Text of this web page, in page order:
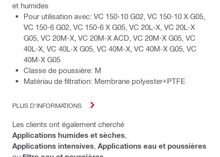
et humides
Pour utilisation avec: VC 150-10 G02, VC 150-10 X G05,
VC 150-6 G02, VC 150-6 X G05, VC 20L-X, VC 20L-X
G05, VC 20M-X, VC 20M-X ACD, VC 20M-X G05, VC
40L-X, VC 40L-X G05, VC 40M-X, VC 40M-X G05, VC
40M-X G05
Classe de poussière: M
Matériau de filtration: Membrane polyester+PTFE
PLUS D'INFORMATIONS
Les clients ont également cherché
Applications humides et sèches
Applications intensives Applications eau et poussières